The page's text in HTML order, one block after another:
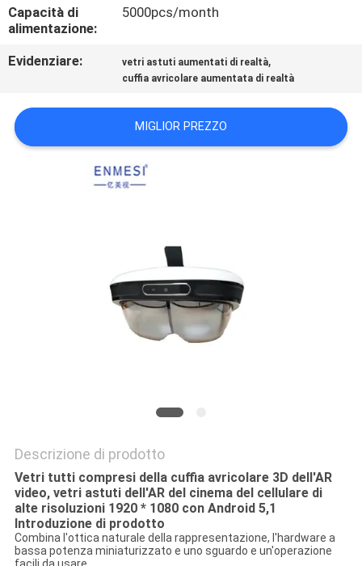
UNA
ONLINE
Capacità di
alimentazione:
5000pcs/month
Evidenziare: vetri astuti aumentati di realtà,
cuffia avricolare aumentata di realtà
MIGLIOR PREZZO
Descrizione di prodotto
Vetri tutti compresi della cuffia avricolare 3D dell'AR
video, vetri astuti dell'AR del cinema del cellulare di
alte risoluzioni 1920 * 1080 con Android 5,1
Introduzione di prodotto
Combina l'ottica naturale della rappresentazione, l'hardware a
bassa potenza miniaturizzato e uno sguardo e un'operazione